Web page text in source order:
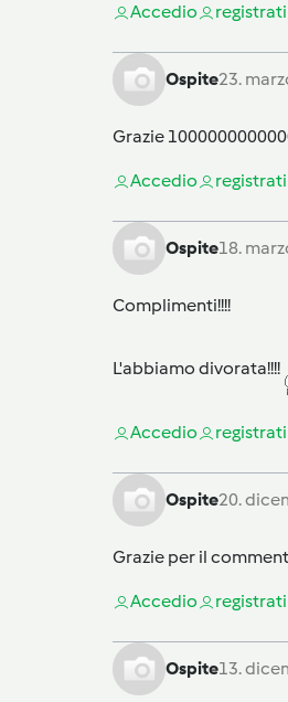
Accedio registrati
Ospite23.
Grazie
Accedio registrati
Ospite18.
Complimenti!!!!
L'abbiamo divorata!!!!
Accedio registrati
Ospite20.
Grazie per il
Accedio registrati
Ospite13.